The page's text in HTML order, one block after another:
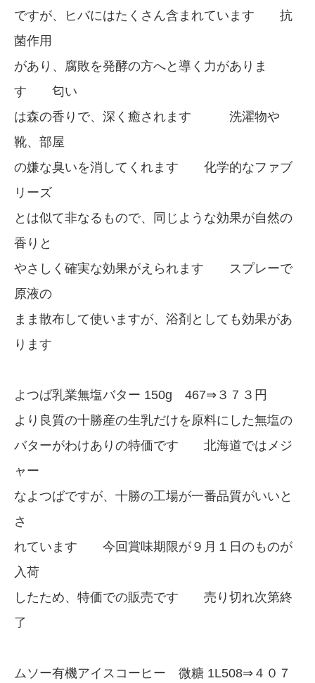
ですが、ヒバにはたくさん含まれています 抗
菌作用
があり、腐敗を発酵の方へと導く力がありま
す 匂い
は森の香りで、深く癒されます 洗濯物や
靴、部屋
の嫌な臭いを消してくれます 化学的なファブ
リーズ
とは似て非なるもので、同じような効果が自然の
香りと
やさしく確実な効果がえられます スプレーで
原液の
まま散布して使いますが、浴剤としても効果があ
ります
よつば乳業無塩バター 150g 467⇒３７３円
より良質の十勝産の生乳だけを原料にした無塩の
バターがわけありの特価です 北海道ではメジ
ャー
なよつばですが、十勝の工場が一番品質がいいと
さ
れています 今回賞味期限が９月１日のものが
入荷
したため、特価での販売です 売り切れ次第終
了
ムソー有機アイスコーヒー 微糖 1L508⇒４０７